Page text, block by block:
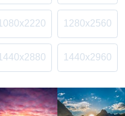
1280x2560
1440x2960